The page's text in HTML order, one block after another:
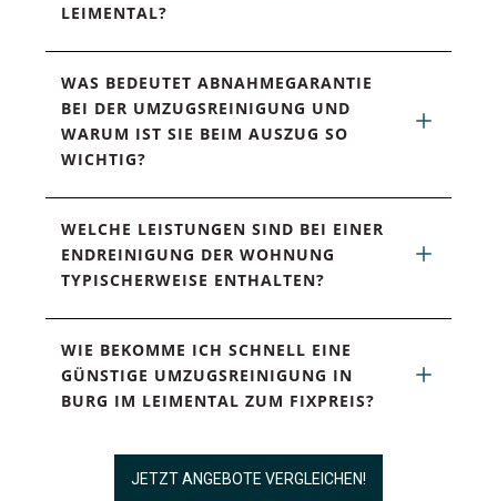
LEIMENTAL?
WAS BEDEUTET ABNAHMEGARANTIE
BEI DER UMZUGSREINIGUNG UND
WARUM IST SIE BEIM AUSZUG SO
WICHTIG?
WELCHE LEISTUNGEN SIND BEI EINER
ENDREINIGUNG DER WOHNUNG
TYPISCHERWEISE ENTHALTEN?
WIE BEKOMME ICH SCHNELL EINE
GÜNSTIGE UMZUGSREINIGUNG IN
BURG IM LEIMENTAL ZUM FIXPREIS?
JETZT ANGEBOTE VERGLEICHEN!